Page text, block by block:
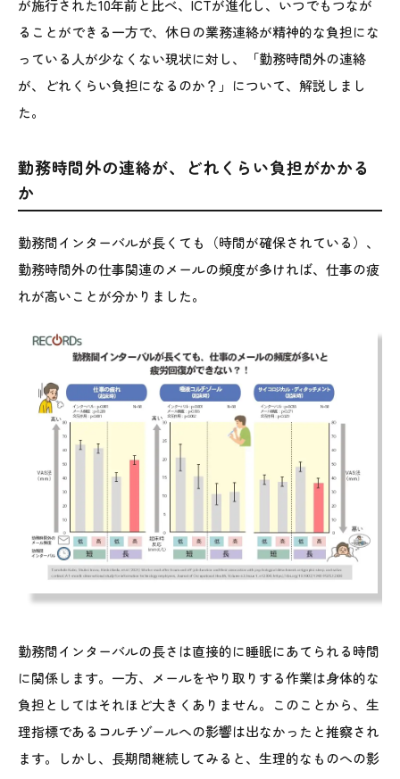
が施行された10年前と比べ、ICTが進化し、いつでもつなが
ることができる一方で、休日の業務連絡が精神的な負担にな
っている人が少なくない現状に対し、「勤務時間外の連絡
が、どれくらい負担になるのか？」について、解説しまし
た。
勤務時間外の連絡が、どれくらい負担がかかる
か
勤務間インターバルが長くても（時間が確保されている）、
勤務時間外の仕事関連のメールの頻度が多ければ、仕事の疲
れが高いことが分かりました。
勤務間インターバルの長さは直接的に睡眠にあてられる時間
に関係します。一方、メールをやり取りする作業は身体的な
負担としてはそれほど大きくありません。このことから、生
理指標であるコルチゾールへの影響は出なかったと推察され
ます。しかし、長期間継続してみると、生理的なものへの影